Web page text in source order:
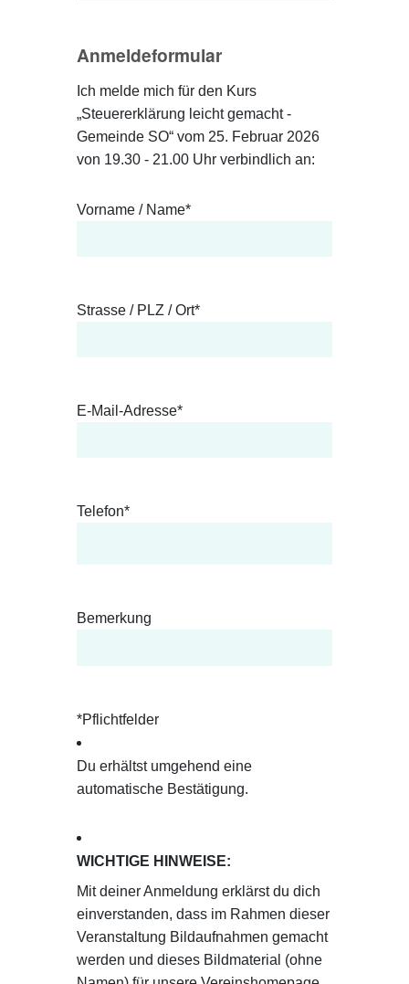
Anmeldeformular
Ich melde mich für den Kurs
„Steuererklärung leicht gemacht -
Gemeinde SO“ vom 25. Februar 2026
von 19.30 - 21.00 Uhr verbindlich an:
Vorname / Name*
Strasse / PLZ / Ort*
E-Mail-Adresse*
Telefon*
Bemerkung
*Pflichtfelder
Du erhältst umgehend eine
automatische Bestätigung.
WICHTIGE HINWEISE:
Mit deiner Anmeldung erklärst du dich
einverstanden, dass im Rahmen dieser
Veranstaltung Bildaufnahmen gemacht
werden und dieses Bildmaterial (ohne